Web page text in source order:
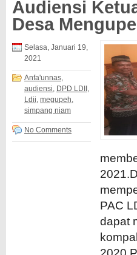
Audiensi
Desa
Selasa, Januari 19,
2021
Anfa'unnas
audiensi DPD LDII
Ldii megupeh
simpang niam
No Comments
PAC
dapat